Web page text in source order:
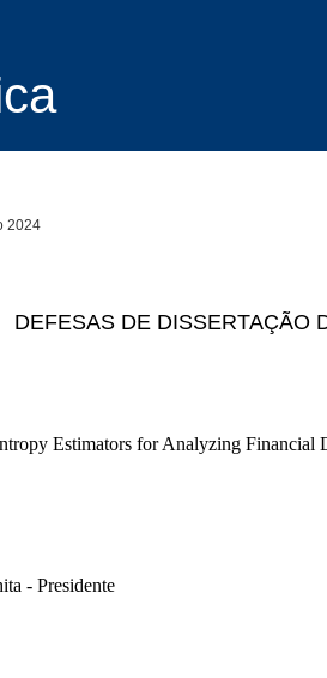
2024
DEFESAS DE DISSERTAÇÃO
Estimators for Analyzing Financial
- Presidente